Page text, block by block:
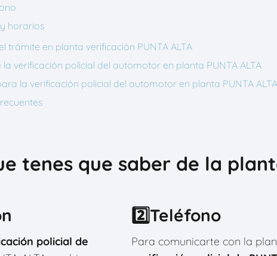
horarios
trámite en planta verificación PUNTA ALTA
la verificación policial del automotor en planta PUNTA ALTA
la verificación policial del automotor en planta PUNTA ALTA
tenes que saber de la
policial de
2️⃣Teléfono
Para comunicarte con la